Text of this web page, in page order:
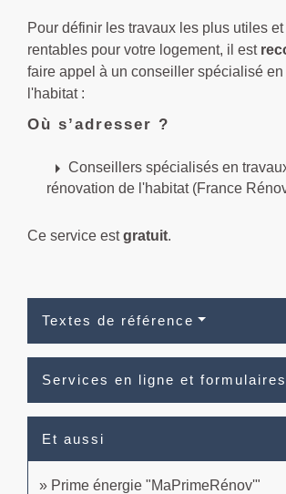
Pour définir les travaux les plus utiles
rentables pour votre logement, il est
faire appel à un conseiller spécialisé
l'habitat :
Où s’adresser ?
arrow_right Conseillers spécialisés en
rénovation de l'habitat (France
Ce service estgratuit.
Textes de référence
Services en ligne et formulaires
Et aussi
Prime énergie "MaPrimeRénov'"